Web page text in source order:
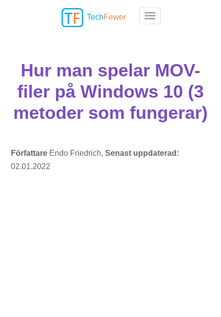
Toggle navigation
TechFewer
Hur man spelar MOV-
filer på Windows 10 (3
metoder som fungerar)
Författare Endo Friedrich,Senast uppdaterad:
02.01.2022